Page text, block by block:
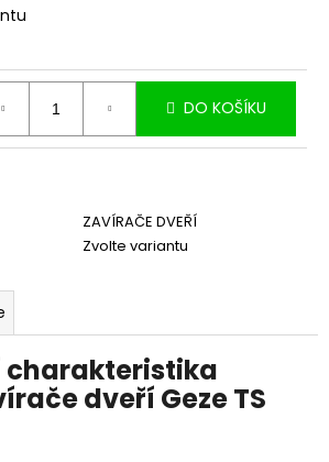
DO KOŠÍKU
ZAVÍRAČE DVEŘÍ
Zvolte variantu
charakteristika
dveří Geze TS